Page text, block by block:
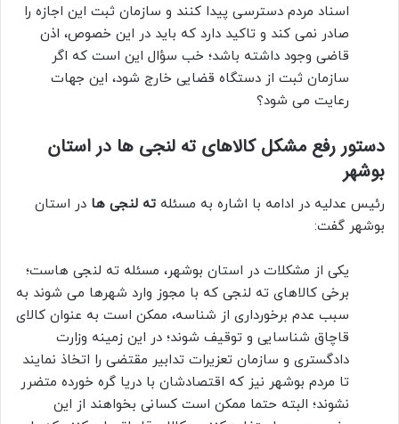
اسناد مردم دسترسی پیدا کنند و سازمان ثبت این اجازه را
صادر نمی کند و تاکید دارد که باید در این خصوص، اذن
قاضی وجود داشته باشد؛ خب سؤال این است که اگر
سازمان ثبت از دستگاه قضایی خارج شود، این جهات
رعایت می شود؟
دستور رفع مشکل کالاهای ته لنجی ها در استان
بوشهر
رئیس عدلیه در ادامه با اشاره به مسئله ته لنجی ها در استان
بوشهر گفت:
یکی از مشکلات در استان بوشهر، مسئله ته لنجی هاست؛
برخی کالاهای ته لنجی که با مجوز وارد شهرها می شوند به
سبب عدم برخورداری از شناسه، ممکن است به عنوان کالای
قاچاق شناسایی و توقیف شوند؛ در این زمینه وزارت
دادگستری و سازمان تعزیرات تدابیر مقتضی را اتخاذ نمایند
تا مردم بوشهر نیز که اقتصادشان با دریا گره خورده متضرر
نشوند؛ البته حتما ممکن است کسانی بخواهند از این